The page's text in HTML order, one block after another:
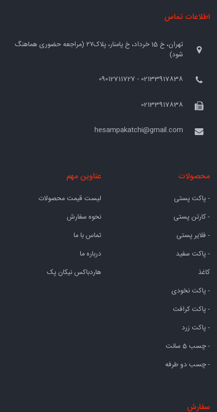
اطلاعات تماس
تهران، خ 15 خرداد، خ پامنار، پلاک۲۷ (مراجعه حضوری هماهنگ
شود)
02133917838 - 09012711727
02133917838
hesampakatchi@gmail.com
محصولات
- پاکت پستی
- کارتن پستی
- فلایر پستی
- پاکت سفید
کاغذ
- پاکت نخودی
- پاکت کرافت
- پاکت زرد
- چسب 5 سانت
- چسب دو طرفه
عناوین مهم
لیست قیمت محصولات
نحوه سفارش
تماس با ما
درباره ما
هاردباکس نیکان پک
سفارش